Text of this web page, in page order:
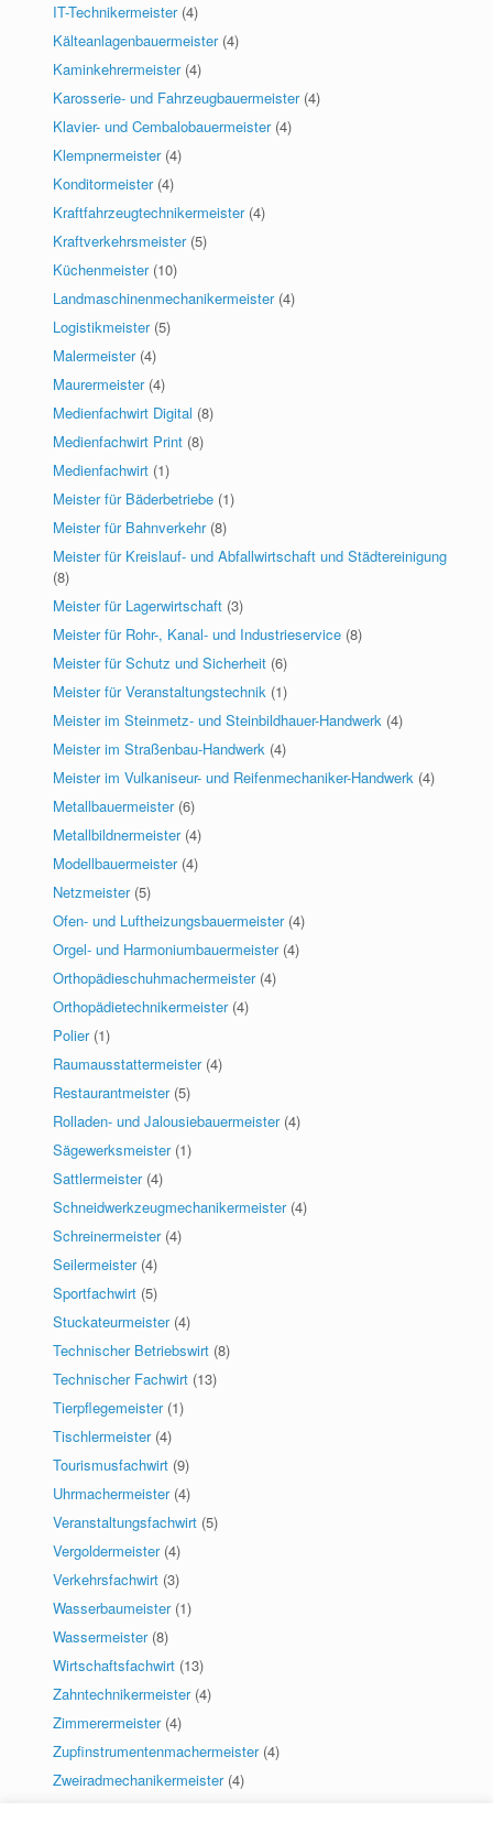
IT-Technikermeister (4)
Kälteanlagenbauermeister (4)
Kaminkehrermeister (4)
Karosserie- und Fahrzeugbauermeister (4)
Klavier- und Cembalobauermeister (4)
Klempnermeister (4)
Konditormeister (4)
Kraftfahrzeugtechnikermeister (4)
Kraftverkehrsmeister (5)
Küchenmeister (10)
Landmaschinenmechanikermeister (4)
Logistikmeister (5)
Malermeister (4)
Maurermeister (4)
Medienfachwirt Digital (8)
Medienfachwirt Print (8)
Medienfachwirt (1)
Meister für Bäderbetriebe (1)
Meister für Bahnverkehr (8)
Meister für Kreislauf- und Abfallwirtschaft und Städtereinigung
(8)
Meister für Lagerwirtschaft (3)
Meister für Rohr-, Kanal- und Industrieservice (8)
Meister für Schutz und Sicherheit (6)
Meister für Veranstaltungstechnik (1)
Meister im Steinmetz- und Steinbildhauer-Handwerk (4)
Meister im Straßenbau-Handwerk (4)
Meister im Vulkaniseur- und Reifenmechaniker-Handwerk (4)
Metallbauermeister (6)
Metallbildnermeister (4)
Modellbauermeister (4)
Netzmeister (5)
Ofen- und Luftheizungsbauermeister (4)
Orgel- und Harmoniumbauermeister (4)
Orthopädieschuhmachermeister (4)
Orthopädietechnikermeister (4)
Polier (1)
Raumausstattermeister (4)
Restaurantmeister (5)
Rolladen- und Jalousiebauermeister (4)
Sägewerksmeister (1)
Sattlermeister (4)
Schneidwerkzeugmechanikermeister (4)
Schreinermeister (4)
Seilermeister (4)
Sportfachwirt (5)
Stuckateurmeister (4)
Technischer Betriebswirt (8)
Technischer Fachwirt (13)
Tierpflegemeister (1)
Tischlermeister (4)
Tourismusfachwirt (9)
Uhrmachermeister (4)
Veranstaltungsfachwirt (5)
Vergoldermeister (4)
Verkehrsfachwirt (3)
Wasserbaumeister (1)
Wassermeister (8)
Wirtschaftsfachwirt (13)
Zahntechnikermeister (4)
Zimmerermeister (4)
Zupfinstrumentenmachermeister (4)
Zweiradmechanikermeister (4)